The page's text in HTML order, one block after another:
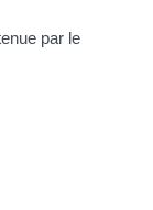
par le